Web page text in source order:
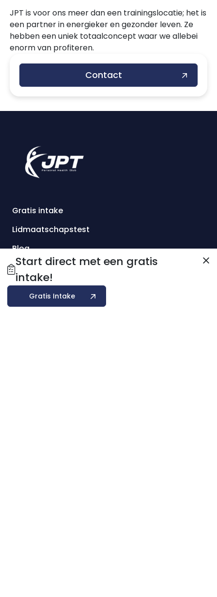
JPT is voor ons meer dan een trainingslocatie; het is
een partner in energieker en gezonder leven. Ze
hebben een uniek totaalconcept waar we allebei
enorm van profiteren.
Contact
Gratis intake
Lidmaatschapstest
Blog
Over ons
Contact
Aanbod
Start direct met een gratis
intake!
Gratis Intake